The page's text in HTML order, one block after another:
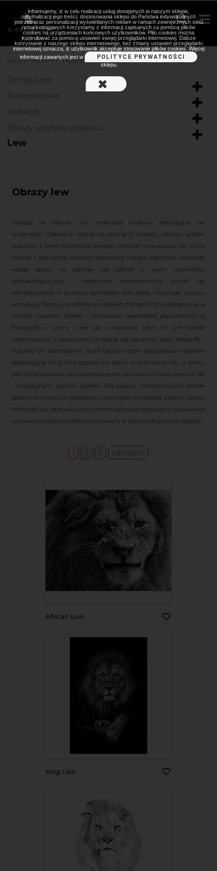
PLAKATY > TEMATYCZNIE
Tematycznie
Przeznaczenie
Kolekcje
Obrazy wycinane z papieru
Lew
Obrazy lew
Obrazy na płótnie Lwy, zwierzęce motywy dekoracyjne we
wnętrzach. Odważny wystój na ścianę tj. plakaty, obrazy, grafiki,
ilustracje z lwem to symbol odwagi, męstwa i prawdziwej siły. Są to
mocne i popularne akcenty zdobnicze robiące ogromne wrażenie,
każdy obraz na płótnie lub plakat z lwem wprowadzi
charakterystyczny i niebanalny temperamenty klimat do
pomieszczenia a kultowa symbolika lwa doda mocnego wyrazu
aranżacją. Obrazy na płótnie lub plakaty fotograficzne dostępne są w
różnych kolorach stylach i rozmiarach najbardziej popularnymi są
fotografie w czerni i bieli lub w barwach ziemi. W tym sklepie
internetowym e-obrazy.com znajduje się ogromny zbiór fotografii i
ilustracji ze zwierzętami. Jeżeli lubisz mocne zdecydowane desenie
dekoracyjne na ścianie postaw na obraz w rozmiarze XXL z lwem,
jest to rozwiązanie, które sprawdza się zarówno w nowoczesnym jak
i tradycyjnym salonie, sypialni lub pokoju młodzieżowym. Każda
galeria obrazów lub plakatów z lwem jest namiastką piękna i szyku,
królewski lew, który dumnie prezentuje swoją postawę to zjawiskowa
oprawa artystyczna chętnie stosowany w różnorodnych aranżacjach.
1 2 3 następna
African Lion
King Lion
Informujemy, iż w celu realizacji usług dostępnych w naszym sklepie,
optymalizacji jego treści, dostosowania sklepu do Państwa indywidualnych
potrzeb oraz personalizacji wyświetlanych reklam w ramach zewnętrznych sieci
remarketingowych korzystamy z informacji zapisanych za pomocą plików
cookies na urządzeniach końcowych użytkowników. Pliki cookies można
kontrolować za pomocą ustawień swojej przeglądarki internetowej. Dalsze
korzystanie z naszego sklepu internetowego, bez zmiany ustawień przeglądarki
internetowej oznacza, iż użytkownik akceptuje stosowanie plików cookies. Więcej
informacji zawartych jest w
POLITYCE PRYWATNOŚCI
sklepu.